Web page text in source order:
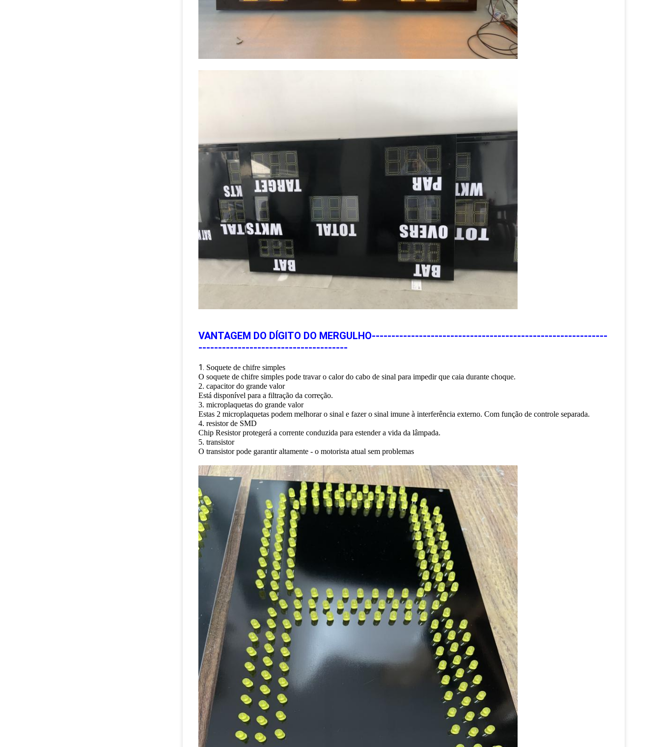
VANTAGEM DO DÍGITO DO MERGULHO------------------------------------------------------------
--------------------------------------
1. Soquete de chifre simples
O soquete de chifre simples pode travar o calor do cabo de sinal para impedir que caia durante choque.
2. capacitor do grande valor
Está disponível para a filtração da correção.
3. microplaquetas do grande valor
Estas 2 microplaquetas podem melhorar o sinal e fazer o sinal imune à interferência externo. Com função de controle separada.
4. resistor de SMD
Chip Resistor protegerá a corrente conduzida para estender a vida da lâmpada.
5. transistor
O transistor pode garantir altamente - o motorista atual sem problemas